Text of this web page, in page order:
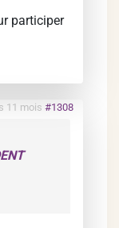
participer
11 mois #1308